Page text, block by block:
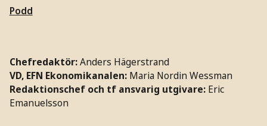
Podd
Chefredaktör:Anders Hägerstrand
VD, EFN Ekonomikanalen: Maria Nordin Wessman
Redaktionschef och tf ansvarig utgivare: Eric
Emanuelsson